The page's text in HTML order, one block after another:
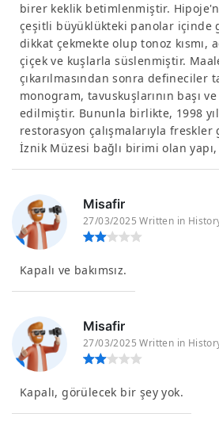
birer keklik betimlenmiştir.
çeşitli büyüklükteki panolar içinde
dikkat çekmekte olup tonoz kısmı,
çiçek ve kuşlarla süslenmiştir.
çıkarılmasından sonra defineciler
monogram, tavuskuşlarının başı
edilmiştir. Bununla birlikte, 1998
restorasyon çalışmalarıyla freskler
İznik Müzesi bağlı birimi olan yapı,
Misafir
27/03/2025 Written in
Kapalı ve bakımsız.
Misafir
27/03/2025 Written in
Kapalı, görülecek bir şey yok.